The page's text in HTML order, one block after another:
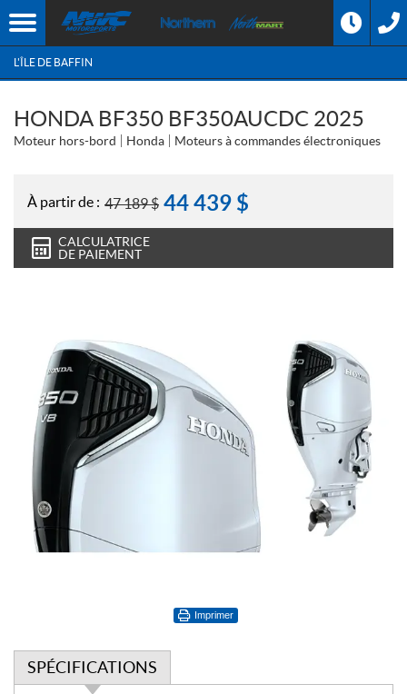
L'ÎLE DE BAFFIN
HONDA BF350 BF350AUCDC 2025
Moteur hors-bord Honda Moteurs à commandes électroniques
À partir de : 47 189$ 44 439 $
CALCULATRICE
DE PAIEMENT
Imprimer
SPÉCIFICATIONS